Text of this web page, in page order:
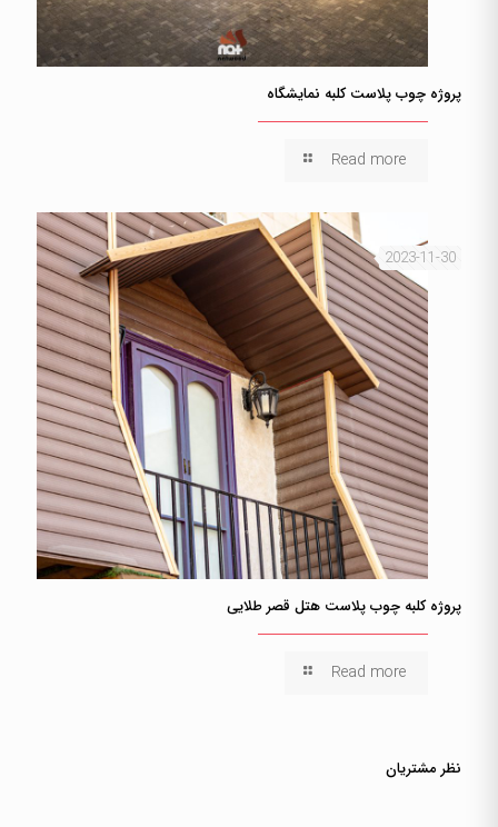
پروژه چوب پلاست کلبه نمایشگاه
Read more
2023-11-30
پروژه کلبه چوب پلاست هتل قصر طلایی
Read more
نظر مشتریان